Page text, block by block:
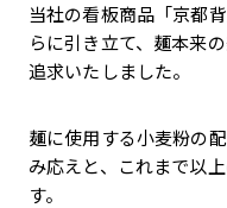
当社の看板商品「京都
らに引き立て、麺本来
追求いたしました。
麺に使用する小麦粉の
み応えと、これまで以
す。